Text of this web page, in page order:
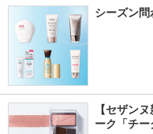
シーズン
【セザン
ーク「チー